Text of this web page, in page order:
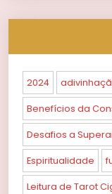
2024
Benefícios da
Desafios a
Espiritualidade
Leitura de Tarot